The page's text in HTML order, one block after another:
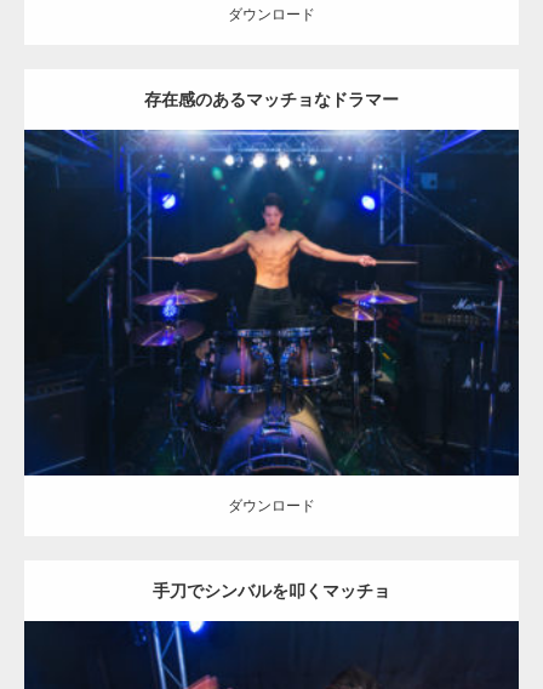
ダウンロード
存在感のあるマッチョなドラマー
Update:2023.02.11
Category: ロックなマッチョ オレンジの人 AKIHITO(細マッチョ)
神 (福岡)
ダウンロード
ダウンロード
手刀でシンバルを叩くマッチョ